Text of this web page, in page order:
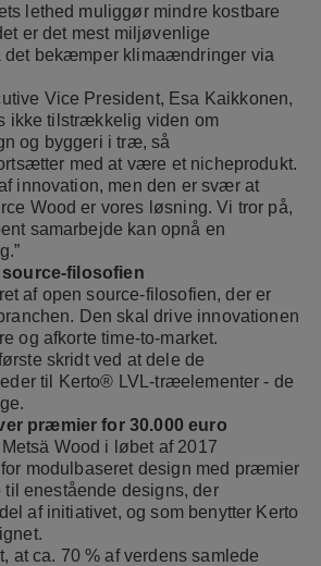
lethed muliggør mindre kostbare
er det mest miljøvenlige
det bekæmper klimaændringer via
Vice President, Esa Kaikkonen,
ikke tilstrækkelig viden om
og byggeri i træ, så
med at være et nicheprodukt.
innovation, men den er svær at
Wood er vores løsning. Vi tror på,
samarbejde kan opnå en
source-filosofien
af open source-filosofien, der er
Den skal drive innovationen
og afkorte time-to-market.
skridt ved at dele de
til Kerto® LVL-træelementer - de
præmier for 30.000 euro
Wood i løbet af 2017
modulbaseret design med præmier
til enestående designs, der
af initiativet, og som benytter Kerto
at ca. 70 % af verdens samlede